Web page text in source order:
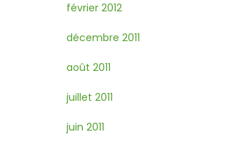
février 2012
décembre 2011
août 2011
juillet 2011
juin 2011